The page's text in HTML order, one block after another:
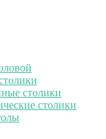
столики
столики